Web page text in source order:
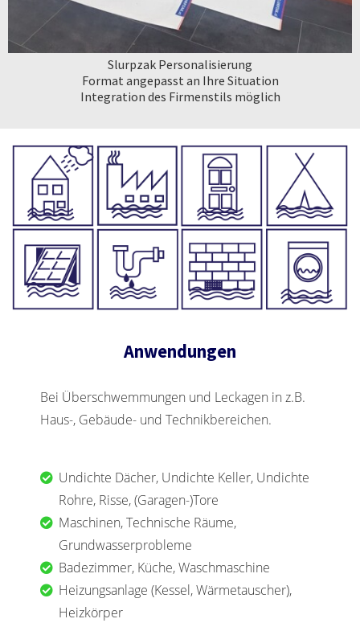
Slurpzak Personalisierung
Format angepasst an Ihre Situation
Integration des Firmenstils möglich
Anwendungen
Bei Überschwemmungen und Leckagen in z.B.
Haus-, Gebäude- und Technikbereichen.
Undichte Dächer, Undichte Keller, Undichte
Rohre, Risse, (Garagen-)Tore
Maschinen, Technische Räume,
Grundwasserprobleme
Badezimmer, Küche, Waschmaschine
Heizungsanlage (Kessel, Wärmetauscher),
Heizkörper